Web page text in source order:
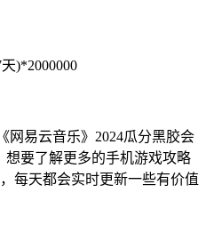
)*2000000
网易云音乐》2024瓜分黑胶会
想要了解更多的手机游戏攻略
每天都会实时更新一些有价值